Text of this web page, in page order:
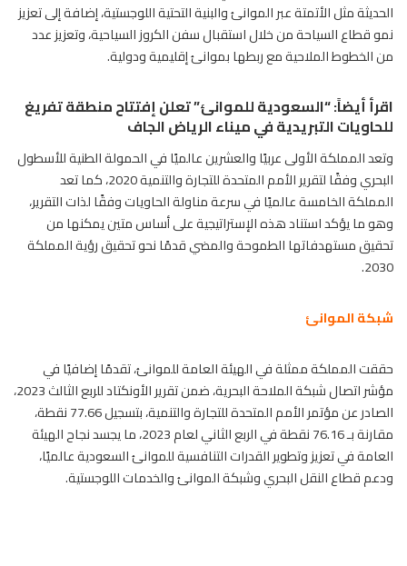
الحديثة مثل الأتمتة عبر الموانئ والبنية التحتية اللوجستية، إضافة إلى تعزيز
نمو قطاع السياحة من خلال استقبال سفن الكروز السياحية، وتعزيز عدد
من الخطوط الملاحية مع ربطها بموانئ إقليمية ودولية.
اقرأ أيضاً:“السعودية للموانئ” تعلن إفتتاح منطقة تفريغ
للحاويات التبريدية في ميناء الرياض الجاف
وتعد المملكة الأولى عربيًا والعشرين عالميًا في الحمولة الطنية للأسطول
البحري وفقًا لتقرير الأمم المتحدة للتجارة والتنمية 2020، كما تعد
المملكة الخامسة عالميًا في سرعة مناولة الحاويات وفقًا لذات التقرير،
وهو ما يؤكد استناد هذه الإستراتيجية على أساس متين يمكنها من
تحقيق مستهدفاتها الطموحة والمضي قدمًا نحو تحقيق رؤية المملكة
2030.
شبكة الموانئ
حققت المملكة ممثلة في الهيئة العامة للموانئ، تقدمًا إضافيًا في
مؤشر اتصال شبكة الملاحة البحرية، ضمن تقرير الأونكتاد للربع الثالث 2023،
الصادر عن مؤتمر الأمم المتحدة للتجارة والتنمية، بتسجيل 77.66 نقطة،
مقارنة بـ 76.16 نقطة في الربع الثاني لعام 2023، ما يجسد نجاح الهيئة
العامة في تعزيز وتطوير القدرات التنافسية للموانئالسعوديةعالميًا،
ودعم قطاع النقل البحري وشبكة الموانئ والخدمات اللوجستية.